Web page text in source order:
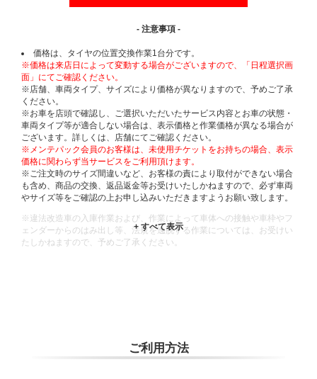
- 注意事項 -
価格は、タイヤの位置交換作業1台分です。
※価格は来店日によって変動する場合がございますので、「日程選択画
面」にてご確認ください。
※店舗、車両タイプ、サイズにより価格が異なりますので、予めご了承
ください。
※お車を店頭で確認し、ご選択いただいたサービス内容とお車の状態・
車両タイプ等が適合しない場合は、表示価格と作業価格が異なる場合が
ございます。詳しくは、店舗にてご確認ください。
※メンテパック会員のお客様は、未使用チケットをお持ちの場合、表示
価格に関わらず当サービスをご利用頂けます。
※ご注文時のサイズ間違いなど、お客様の責により取付ができない場合
も含め、商品の交換、返品返金等お受けいたしかねますので、必ず車両
やサイズ等をご確認の上お申し込みいただきますようお願い致します。
※違法改造車の入庫作業および、作業によって車体への接触や車枠やフ
ェンダーからのはみ出し等、法規を逸脱する作業については、お受けい
たしかねますので、予めご了承ください。
ご利用方法